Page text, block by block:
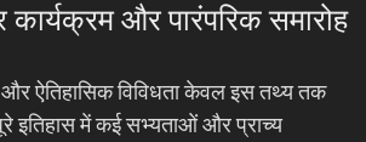
कार्यक्रम और पारंपरिक समारोह
ऐतिहासिक विविधता केवल इस तथ्य तक
इतिहास में कई सभ्यताओं और प्राच्य